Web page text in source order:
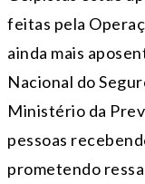
feitas pela
ainda mais
Nacional do
Ministério da
pessoas
prometendo